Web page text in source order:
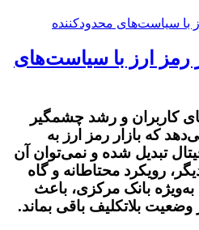
رمز ارز با سیاست‌های
کاربران و رشد چشمگیر
که بازار رمز ارز به
تبدیل شده و نمی‌توان آن
رویکرد محتاطانه و گاه
بانک مرکزی، باعث
بلاتکلیف باقی بماند.